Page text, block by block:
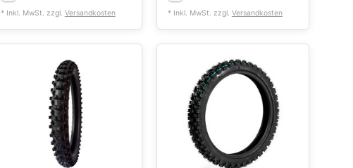
* Inkl. MwSt. zzgl. Versandkosten * Inkl. MwSt. zzgl. Versandkosten